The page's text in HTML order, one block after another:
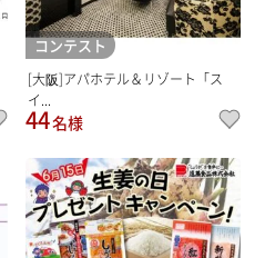
コンテスト
[大阪]アパホテル＆リゾート「ス
イ...
44名様